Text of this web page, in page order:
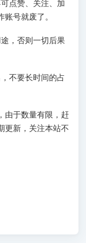
点赞、关注、加
号就废了。
，否则一切后果
不要长时间的占
由于数量有限，赶
更新，关注本站不